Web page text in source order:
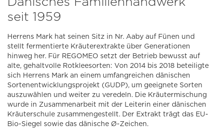
seit 1959
Herrens Mark hat seinen Sitz in Nr. Aaby auf Fünen und
stellt fermentierte Kräuterextrakte über Generationen
hinweg her. Für REGOMEO setzt der Betrieb bewusst auf
alte, gehaltvolle Rotkleesorten: Von 2014 bis 2018 beteiligte
sich Herrens Mark an einem umfangreichen dänischen
Sortenentwicklungsprojekt (GUDP), um geeignete Sorten
auszuwählen und weiter zu veredeln. Die Kräutermischung
wurde in Zusammenarbeit mit der Leiterin einer dänischen
Kräuterschule zusammengestellt. Der Extrakt trägt das EU-
Bio-Siegel sowie das dänische Ø-Zeichen.